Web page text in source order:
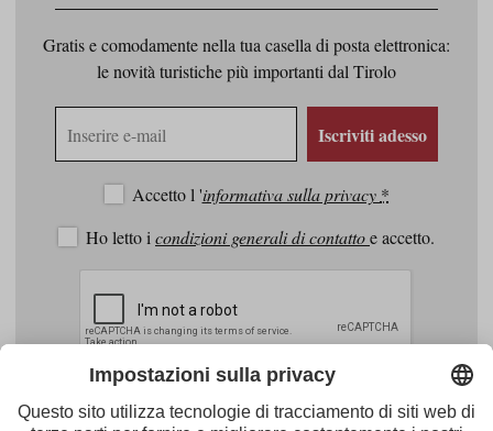
Gratis e comodamente nella tua casella di posta elettronica:
le novità turistiche più importanti dal Tirolo
Iscriviti adesso
Accetto l 'informativa sulla privacy *
Ho letto i condizioni generali di contattoe accetto.